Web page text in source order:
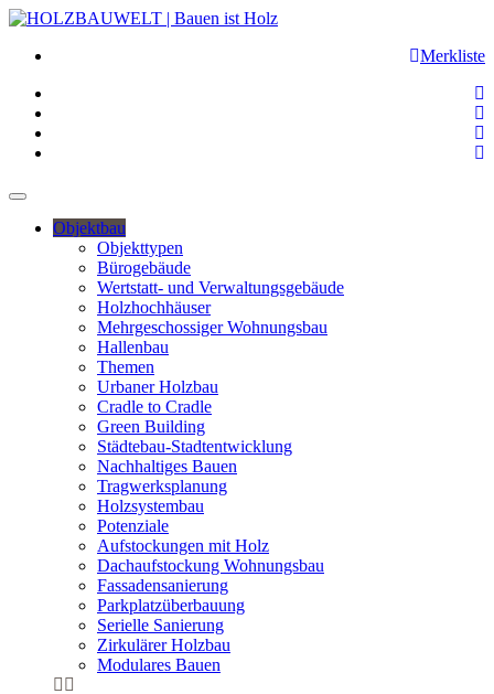
Merkliste
Objektbau
Objekttypen
Bürogebäude
Wertstatt- und Verwaltungsgebäude
Holzhochhäuser
Mehrgeschossiger Wohnungsbau
Hallenbau
Themen
Urbaner Holzbau
Cradle to Cradle
Green Building
Städtebau-Stadtentwicklung
Nachhaltiges Bauen
Tragwerksplanung
Holzsystembau
Potenziale
Aufstockungen mit Holz
Dachaufstockung Wohnungsbau
Fassadensanierung
Parkplatzüberbauung
Serielle Sanierung
Zirkulärer Holzbau
Modulares Bauen